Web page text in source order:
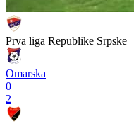
Prva liga Republike Srpske
Omarska
0
2